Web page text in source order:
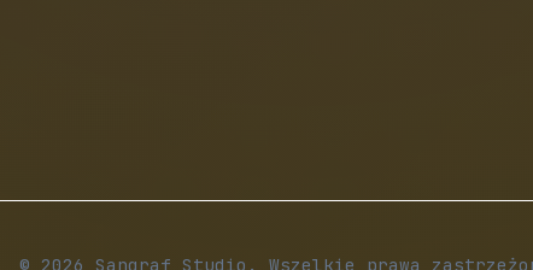
© 2026 Sangraf Studio. Wszelkie prawa